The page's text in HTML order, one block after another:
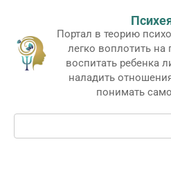
контенту
Портал в теорию
легко воплотить на
воспитать ребенка
наладить
понимать
Поиск: